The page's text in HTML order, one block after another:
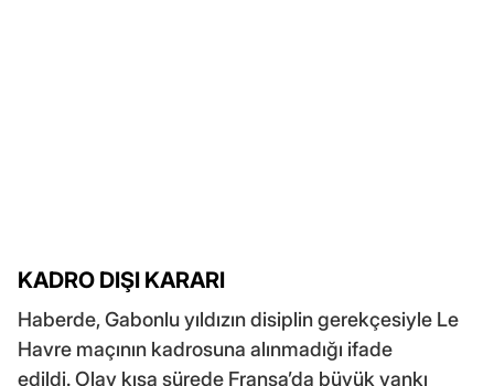
KADRO DIŞI KARARI
Haberde, Gabonlu yıldızın disiplin gerekçesiyle Le
Havre maçının kadrosuna alınmadığı ifade
edildi. Olay kısa sürede Fransa’da büyük yankı